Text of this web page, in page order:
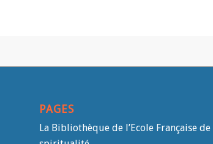
PAGES
La Bibliothèque de l’Ecole Française de